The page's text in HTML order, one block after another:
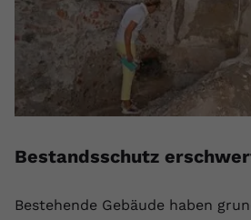
Bestandsschutz
Bestehende Gebäude haben